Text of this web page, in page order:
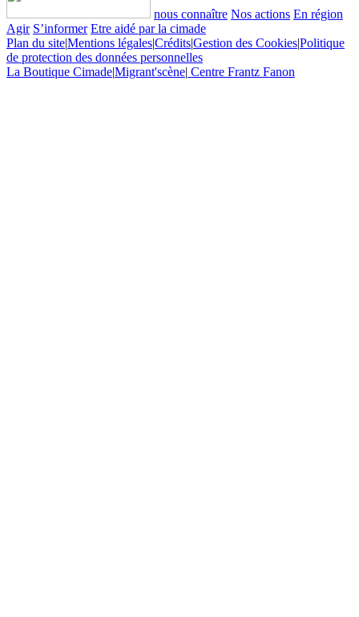
nous connaître Nos actions En région
Agir S’informer Etre aidé par la cimade
Plan du site|Mentions légales|Crédits|Gestion des Cookies|Politique
de protection des données personnelles
La Boutique Cimade|Migrant'scène| Centre Frantz Fanon